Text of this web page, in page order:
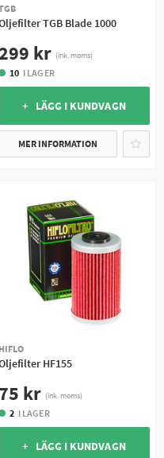
TGB Blade 1000
299 kr (ink. moms)
10 I LAGER
+ LÄGG I KUNDVAGN
MER INFORMATION
HIFLO
HF155
75 kr (ink. moms)
2 I LAGER
+ LÄGG I KUNDVAGN